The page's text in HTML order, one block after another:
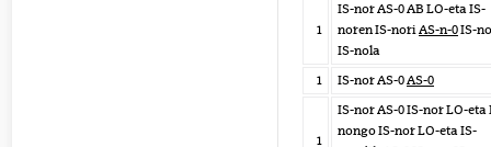
1
IS-nor AS-0 AB LO-eta IS-
noren IS-noriAS-n-0IS-
IS-nola
1
IS-nor AS-0AS-0
1
IS-nor AS-0 IS-nor LO-eta
nongo IS-nor LO-eta IS-